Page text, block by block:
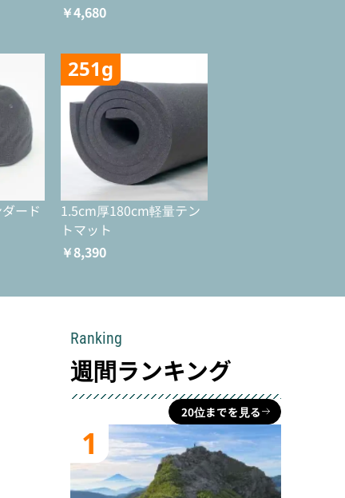
￥4,680
ード
251g
1.5cm厚180cm軽量テン
トマット
￥8,390
Ranking
週間ランキング
20位までを見る
1